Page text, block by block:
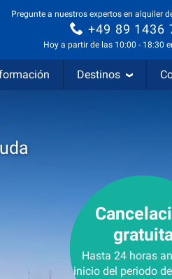
Pregunte a nuestros expertos en alquiler
+49 89 1436
Hoy a partir de las 10:00 - 18:30
Destinos
Hasta 24 horas
inicio del periodo